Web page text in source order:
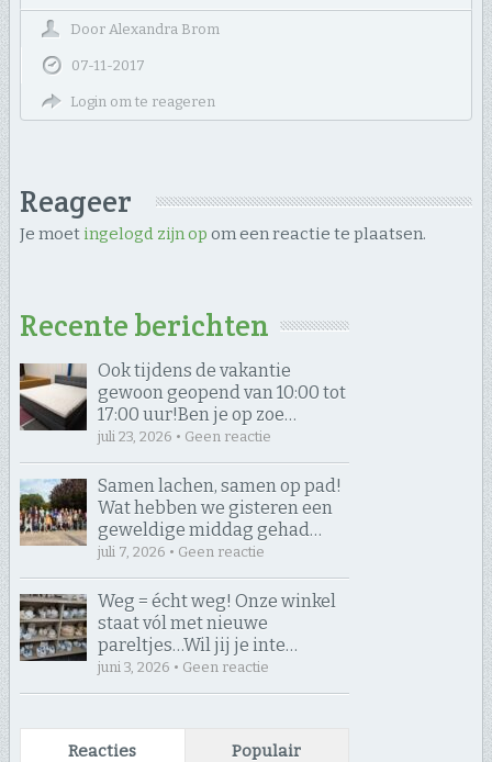
Door Alexandra Brom
07-11-2017
Login om te reageren
Reageer
Je moet ingelogd zijn op om een reactie te plaatsen.
Recente berichten
Ook tijdens de vakantie
gewoon geopend van 10:00 tot
17:00 uur! ​Ben je op zoe…
juli 23, 2026 • Geen reactie
Samen lachen, samen op pad! ​
Wat hebben we gisteren een
geweldige middag gehad…
juli 7, 2026 • Geen reactie
Weg = écht weg! Onze winkel
staat vól met nieuwe
pareltjes… ​Wil jij je inte…
juni 3, 2026 • Geen reactie
Reacties Populair